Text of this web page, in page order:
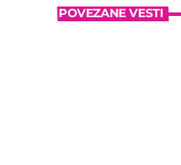
POVEZANE VESTI